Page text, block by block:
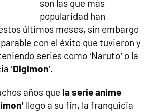
son las que más
popularidad han
últimos meses, sin embargo
con el éxito que tuvieron y
series como ‘Naruto’ o la
‘Digimon’.
años que la serie anime
llegó a su fin, la franquicia